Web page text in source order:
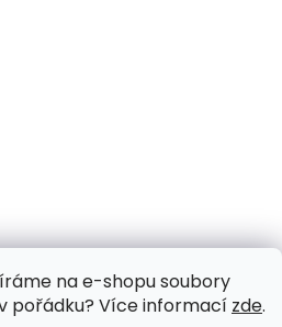
na e-shopu soubory
pořádku? Více informací zde.